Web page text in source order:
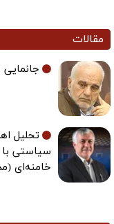
مقالات
تحلیل
سیاستی با
خامنه‌ای